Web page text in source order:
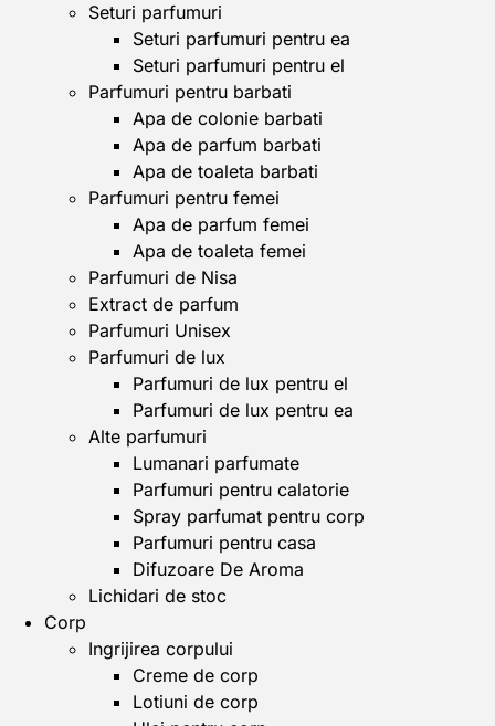
Seturi parfumuri
Seturi parfumuri pentru ea
Seturi parfumuri pentru el
Parfumuri pentru barbati
Apa de colonie barbati
Apa de parfum barbati
Apa de toaleta barbati
Parfumuri pentru femei
Apa de parfum femei
Apa de toaleta femei
Parfumuri de Nisa
Extract de parfum
Parfumuri Unisex
Parfumuri de lux
Parfumuri de lux pentru el
Parfumuri de lux pentru ea
Alte parfumuri
Lumanari parfumate
Parfumuri pentru calatorie
Spray parfumat pentru corp
Parfumuri pentru casa
Difuzoare De Aroma
Lichidari de stoc
Corp
Ingrijirea corpului
Creme de corp
Lotiuni de corp